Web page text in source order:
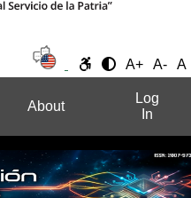
A+ A- A
About
Log
In